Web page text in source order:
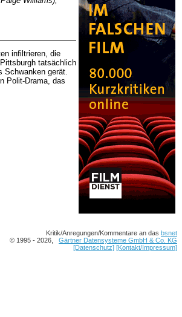
infiltrieren, die
tatsächlich
gerät.
Polit-Drama, das
Kritik/Anregungen/Kommentare an das bsnet
© 1995 - 2026, Gärtner Datensysteme GmbH & Co. KG
[Datenschutz] [Kontakt/Impressum]